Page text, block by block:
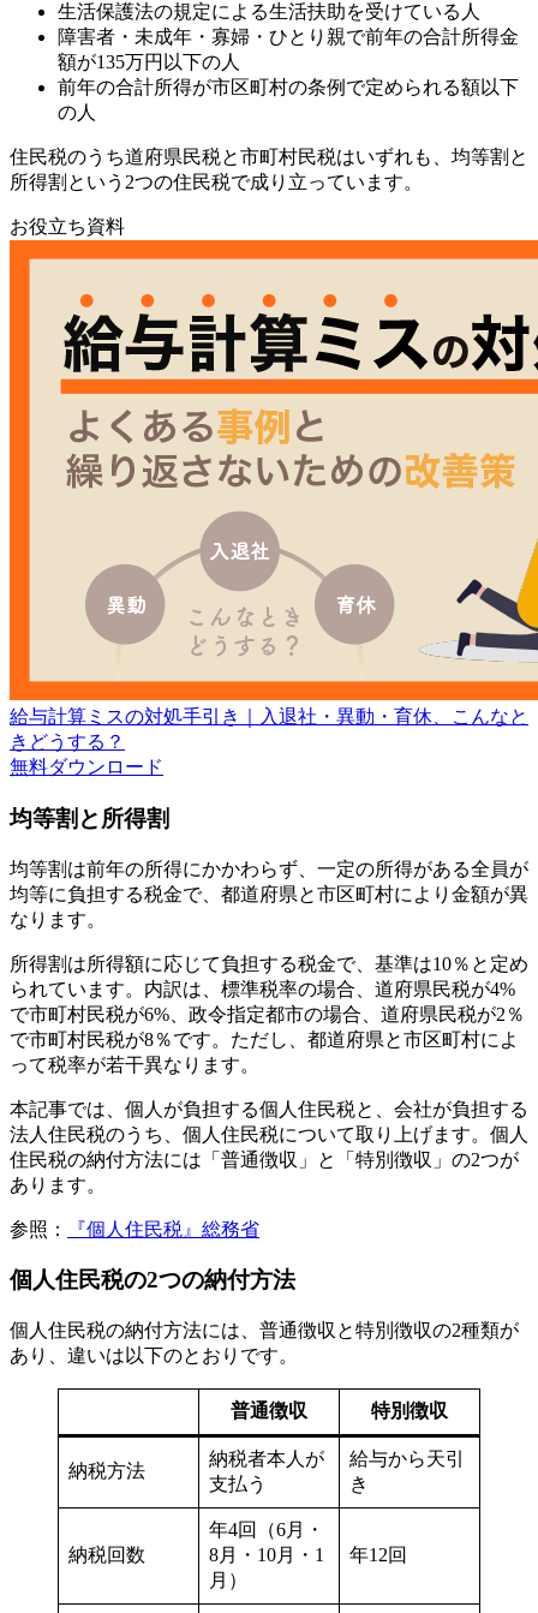
生活保護法の規定による生活扶助を受けている人
障害者・未成年・寡婦・ひとり親で前年の合計所得金
額が135万円以下の人
前年の合計所得が市区町村の条例で定められる額以下
の人
住民税のうち道府県民税と市町村民税はいずれも、均等割と
所得割という2つの住民税で成り立っています。
お役立ち資料
給与計算ミスの対処手引き｜入退社・異動・育休、こんなと
きどうする？
無料ダウンロード
均等割と所得割
均等割は前年の所得にかかわらず、一定の所得がある全員が
均等に負担する税金で、都道府県と市区町村により金額が異
なります。
所得割は所得額に応じて負担する税金で、基準は10％と定め
られています。内訳は、標準税率の場合、道府県民税が4%
で市町村民税が6%、政令指定都市の場合、道府県民税が2％
で市町村民税が8％です。ただし、都道府県と市区町村によ
って税率が若干異なります。
本記事では、個人が負担する個人住民税と、会社が負担する
法人住民税のうち、個人住民税について取り上げます。個人
住民税の納付方法には「普通徴収」と「特別徴収」の2つが
あります。
参照： 『個人住民税』総務省
個人住民税の2つの納付方法
個人住民税の納付方法には、普通徴収と特別徴収の2種類が
あり、違いは以下のとおりです。
普通徴収 特別徴収
納税方法
納税者本人が
支払う
給与から天引
き
納税回数
年4回（6月・
8月・10月・1
月）
年12回